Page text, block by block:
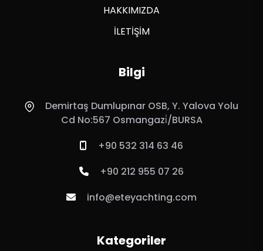
HAKKIMIZDA
İLETİŞİM
Bilgi
Demirtaş Dumlupınar OSB, Y. Yalova Yolu
Cd No:567 Osmangazi̇/BURSA
+90 532 314 63 46
+90 212 955 07 26
info@eteyachting.com
Kategoriler